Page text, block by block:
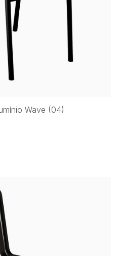
Wave (04)